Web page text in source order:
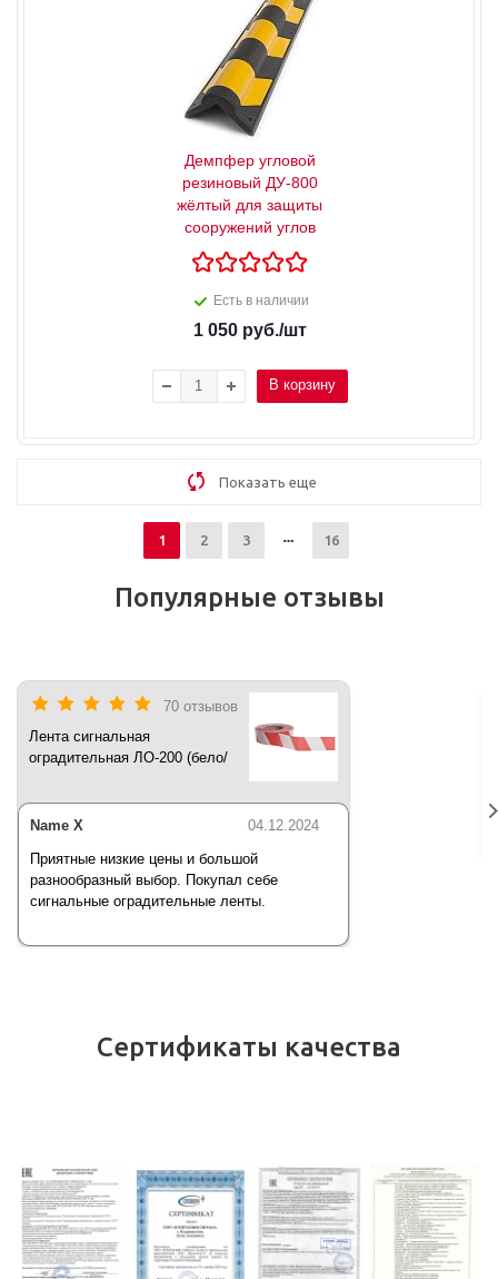
Демпфер угловой
резиновый ДУ-800
жёлтый для защиты
сооружений углов
Есть в наличии
1 050руб./шт
В корзину
Показать еще
1 2 3 16
Популярные отзывы
70 отзывов
Лента сигнальная
оградительная ЛО-200 (бело/
04.12.2024
Name X
Приятные низкие цены и большой
разнообразный выбор. Покупал себе
сигнальные оградительные ленты.
Сертификаты качества